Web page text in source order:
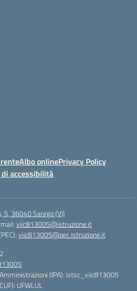
Albo onlinePrivacy Policy
accessibilità
5, 36040 Sarego (VI)
viic813005@istruzione.it
viic813005@pec.istruzione.it
Amministrazioni (IPA): istsc_viic813005
UFWLUL